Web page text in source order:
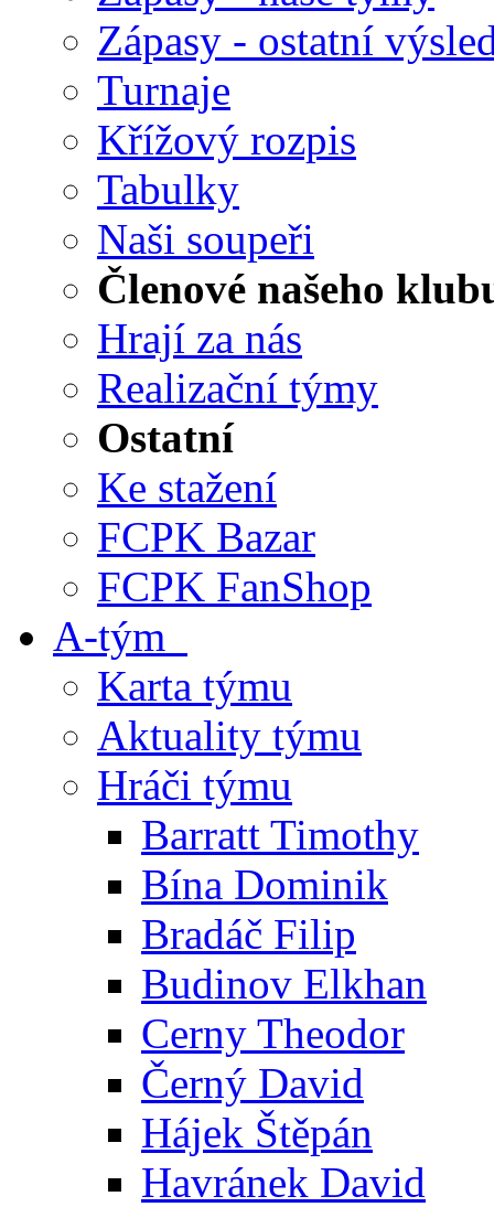
Zápasy - ostatní
Turnaje
Křížový rozpis
Tabulky
Naši soupeři
Členové našeho
Hrají za nás
Realizační týmy
Ostatní
Ke stažení
FCPK Bazar
FCPK FanShop
A-tým
Karta týmu
Aktuality týmu
Hráči týmu
Barratt Timothy
Bína Dominik
Bradáč Filip
Budinov Elkhan
Cerny Theodor
Černý David
Hájek Štěpán
Havránek David